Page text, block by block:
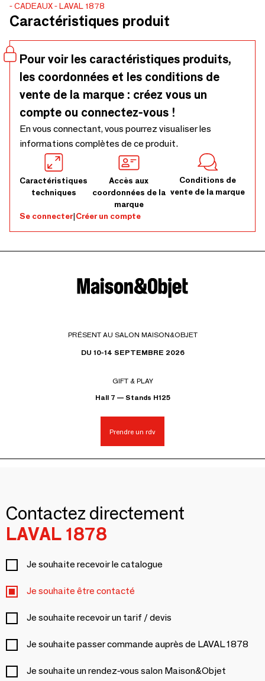
CADEAUX
LAVAL 1878
Caractéristiques produit
Pour voir les caractéristiques produits,
les coordonnées et les conditions de
vente de la marque : créez vous un
compte ou connectez-vous !
En vous connectant, vous pourrez visualiser les
informations complètes de ce produit.
Caractéristiques
techniques
Accès aux
coordonnées de la
marque
Conditions de
vente de la marque
Se connecter|Créer un compte
PRÉSENT AU SALON MAISON&OBJET
DU 10-14 SEPTEMBRE 2026
GIFT & PLAY
Hall 7 — Stands H125
Prendre un rdv
Contactez directement
LAVAL 1878
Je souhaite recevoir le catalogue
Je souhaite être contacté
Je souhaite recevoir un tarif / devis
Je souhaite passer commande auprès de LAVAL 1878
Je souhaite un rendez-vous salon Maison&Objet